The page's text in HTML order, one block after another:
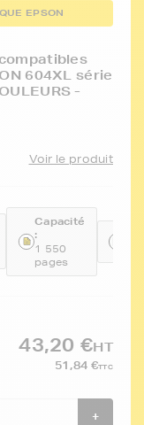
EPSON
604XL série
-
Voir le produit
Capacité
:
1 550
pages
43,20 €HT
51,84 €TTC
+